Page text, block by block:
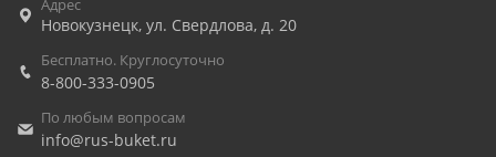
Адрес
Новокузнецк, ул. Свердлова, д. 20
Бесплатно. Круглосуточно
8-800-333-0905
По любым вопросам
info@rus-buket.ru